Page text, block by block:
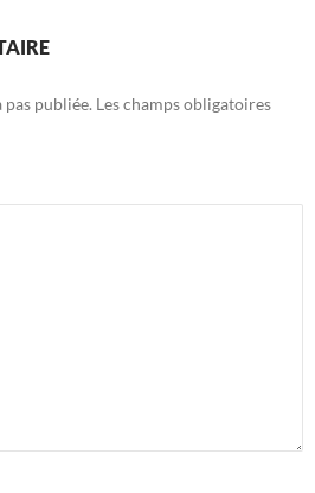
pas publiée. Les champs obligatoires